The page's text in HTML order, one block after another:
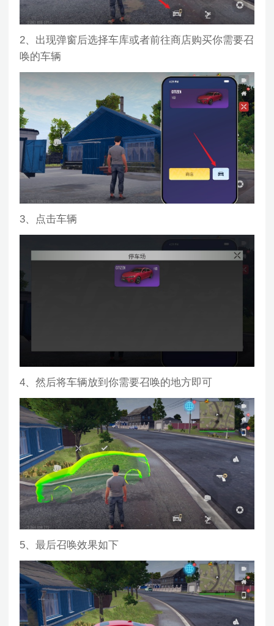
2、出现弹窗后选择车库或者前往商店购买你需要召
唤的车辆
3、点击车辆
4、然后将车辆放到你需要召唤的地方即可
5、最后召唤效果如下